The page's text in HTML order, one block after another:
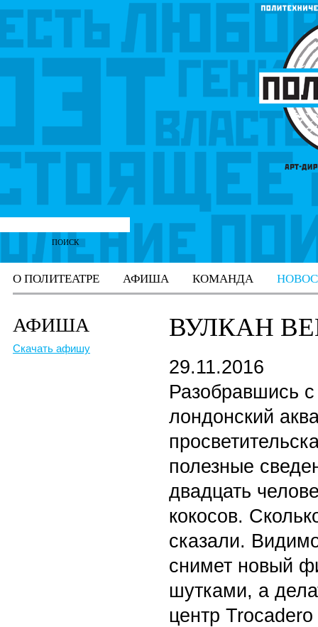
О ПОЛИТЕАТРЕ АФИША КОМАНДА
АФИША
Скачать афишу
ВУЛКАН
29.11.2016
Разобравшись
лондонский
полезные
двадцать
кокосов.
сказали.
снимет новый
шутками, а
центр